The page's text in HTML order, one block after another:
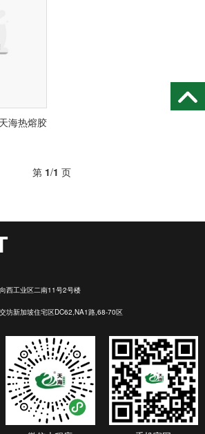
海热熔胶
第 1/1 页
西工业区二南11号2号楼
坊新加坡住宅区DC62,NA1路,68-70区